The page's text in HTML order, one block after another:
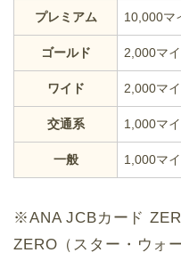
プレミアム 10,000マ
ゴールド 2,000マ
ワイド 2,000マ
交通系 1,000マ
一般 1,000マ
※ANA JCBカード
ZERO（スター・ウォ